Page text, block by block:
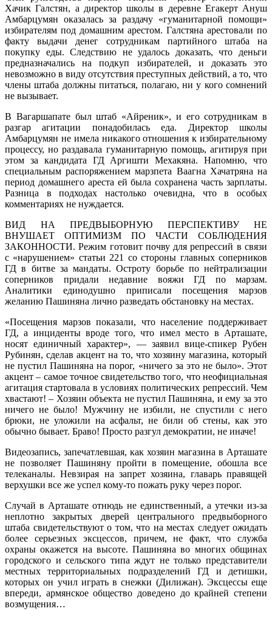
Хачик Галстян, а директор школы в деревне Егакерт Ануш
Амбарцумян оказалась за раздачу «гуманитарной помощи»
избирателям под домашним арестом. Галстяна арестовали по
факту выдачи денег сотрудникам партийного штаба на
покупку еды. Следствию не удалось доказать, что деньги
предназначались на подкуп избирателей, и доказать это
невозможно в виду отсутствия преступных действий, а то, что
члены штаба должны питаться, полагаю, ни у кого сомнений
не вызывает.
В Вагаршапате был штаб «Айреник», и его сотрудникам в
разгар агитации понадобилась еда. Директор школы
Амбарцумян не имела никакого отношения к избирательному
процессу, но раздавала гуманитарную помощь, агитируя при
этом за кандидата ГД Аргишти Мехакяна. Напомню, что
специальным распоряжением марзпета Ваагна Хачатряна на
период домашнего ареста ей была сохранена часть зарплаты.
Разница в подходах настолько очевидна, что в особых
комментариях не нуждается.
ВИД НА ПРЕДВЫБОРНУЮ ПЕРСПЕКТИВУ НЕ
ВНУШАЕТ ОПТИМИЗМ ПО ЧАСТИ СОБЛЮДЕНИЯ
ЗАКОННОСТИ. Режим готовит почву для репрессий в связи
с «нарушением» статьи 221 со стороны главных соперников
ГД в битве за мандаты. Остроту борьбе по нейтрализации
соперников придали недавние вояжи ГД по марзам.
Аналитики единодушно приписали посещения марзов
желанию Пашиняна лично разведать обстановку на местах.
«Посещения марзов показали, что население поддерживает
ГД, а инциденты вроде того, что имел место в Арташате,
носят единичный характер», — заявил вице-спикер Рубен
Рубинян, сделав акцент на то, что хозяину магазина, который
не пустил Пашиняна на порог, «ничего за это не было». Этот
акцент – самое точное свидетельство того, что неофициальная
агитация стартовала в условиях политических репрессий. Чем
хвастают! – Хозяин объекта не пустил Пашиняна, и ему за это
ничего не было! Мужчину не избили, не спустили с него
брюки, не уложили на асфальт, не били об стены, как это
обычно бывает. Браво! Просто разгул демократии, не иначе!
Видеозапись, запечатлевшая, как хозяин магазина в Арташате
не позволяет Пашиняну пройти в помещение, обошла все
телеканалы. Невзирая на запрет хозяина, главарь правящей
верхушки все же успел кому-то пожать руку через порог.
Случай в Арташате отнюдь не единственный, а утечки из-за
неплотно закрытых дверей центрального предвыборного
штаба свидетельствуют о том, что на местах следует ожидать
более серьезных эксцессов, причем, не факт, что служба
охраны окажется на высоте. Пашиняна во многих общинах
городского и сельского типа ждут не только представители
местных территориальных подразделений ГД и детишки,
которых он учил играть в снежки (Дилижан). Эксцессы еще
впереди, армянское общество доведено до крайней степени
возмущения…